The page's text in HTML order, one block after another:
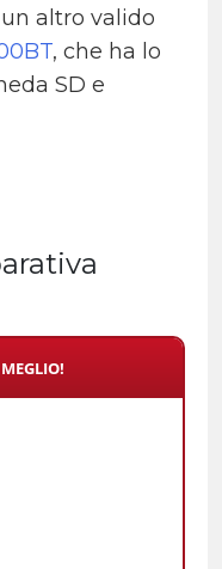
altro valido
, che ha lo
SD e